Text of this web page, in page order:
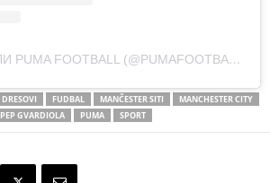
ОБЈАВА КОЈУ ДЕЛИ PUMA FOOTBALL (@PUMAFOOTBALL)
DRESOVI FUDBAL MANČESTER SITI
MANCHESTER CITY
PEP GVARDIOLA PUMA SPORT